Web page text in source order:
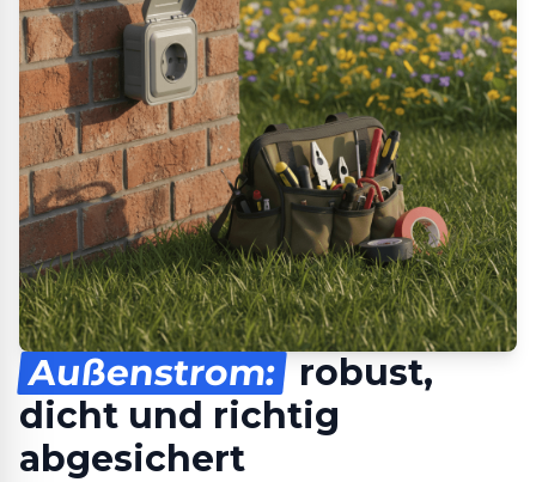
Außenstrom: robust,
dicht und richtig
abgesichert